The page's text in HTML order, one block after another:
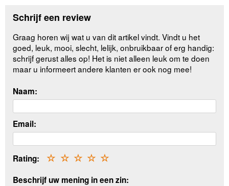
Schrijf een review
Graag horen wij wat u van dit artikel vindt. Vindt u het
goed, leuk, mooi, slecht, lelijk, onbruikbaar of erg handig:
schrijf gerust alles op! Het is niet alleen leuk om te doen
maar u informeert andere klanten er ook nog mee!
Naam:
Email:
Rating: ☆
☆
☆
☆
☆
Beschrijf uw mening in een zin: